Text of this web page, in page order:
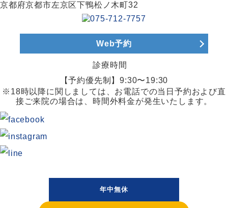
京都府京都市左京区下鴨松ノ木町32
Web予約
診療時間
【予約優先制】9:30〜19:30
※18時以降に関しましては、お電話での当日予約および直
接ご来院の場合は、時間外料金が発生いたします。
年中無休